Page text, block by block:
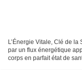
L’Énergie Vitale, Clé de
par un flux énergétique
corps en parfait état de